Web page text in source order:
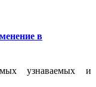
в
узнаваемых и